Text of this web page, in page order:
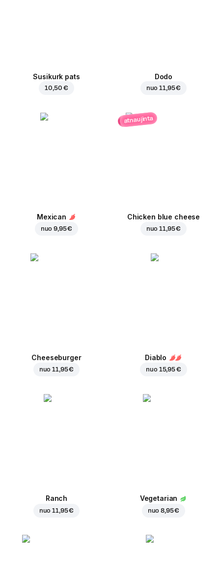
Susikurk pats
10,50 €
Dodo
nuo11,95 €
Mexican
nuo9,95 €
atnaujinta
Chicken blue cheese
nuo11,95 €
Cheeseburger
nuo11,95 €
Diablo
nuo 15,95 €
Ranch
nuo11,95 €
Vegetarian
nuo8,95 €